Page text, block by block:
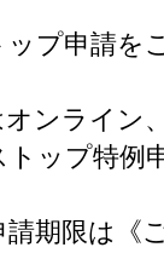
ップ申請を
ンライン
トップ特例
期限は《